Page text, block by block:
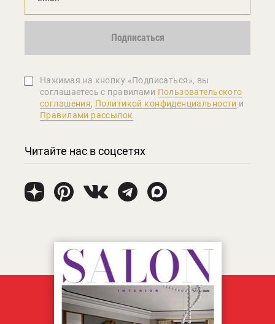
Подписаться
Нажимая на кнопку «Подписаться», вы
соглашаетеcь с правилами Пользовательского
соглашения, Политикой конфиденциальности и
Правилами рассылок
Читайте нас в соцсетях